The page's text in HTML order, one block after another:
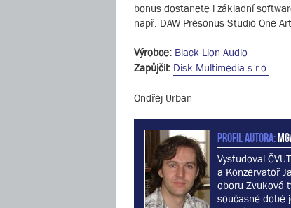
bonus dostanete i základní
např. DAW Presonus Studio One
Výrobce: Black Lion Audio
Zapůjčil: Disk Multimedia s.r.o.
Ondřej Urban
PROFIL AUTORA:
Vystudoval
a Konzervatoř
oboru Zvuková
současné době